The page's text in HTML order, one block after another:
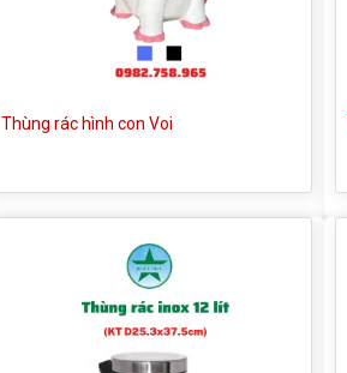
Thùng rác hình con Voi